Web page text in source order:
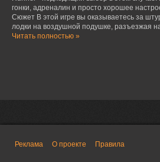
гонки, адреналин и просто хорошее
Сюжет В этой игре вы оказываетесь за
лодки на воздушной подушке, разъезжая
Читать полностью »
Реклама О проекте Правила